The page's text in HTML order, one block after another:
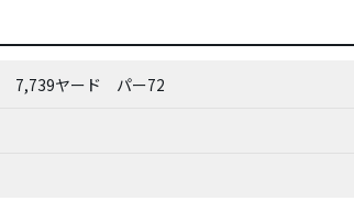
7,739ヤード パー72